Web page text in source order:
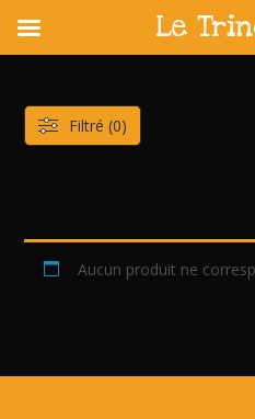
content
Aucun produit ne
Filtré (0)
Le